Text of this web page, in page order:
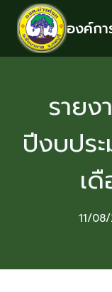
องค์ก
ราย
ปีงบปร
เ
11/